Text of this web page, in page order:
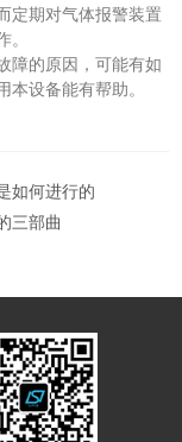
定期对气体报警装置
。
的原因，可能有如
设备能有帮助。
如何进行的
三部曲